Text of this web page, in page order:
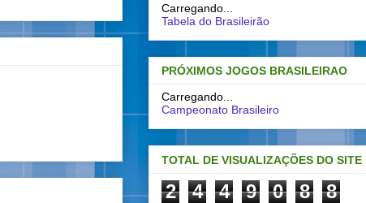
Carregando...
Tabela do Brasileirão
PRÓXIMOS JOGOS BRASILEIRAO
Carregando...
Campeonato Brasileiro
TOTAL DE VISUALIZAÇÕES DO SITE
2 4 4 9 0 8 8